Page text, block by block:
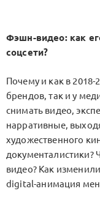
Фэшн-видео: как
соцсети?
Почему и как в 2018-
брендов, так и у
снимать видео,
нарративные,
художественного
документалистики?
видео? Как
digital-анимация